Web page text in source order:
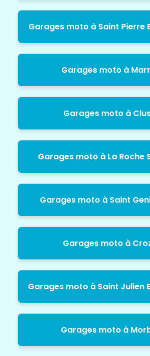
Garages moto à Saint Pierre
Garages moto à
Garages moto à
Garages moto à La Roche
Garages moto à Saint
Garages moto à
Garages moto à Saint Julien
Garages moto à